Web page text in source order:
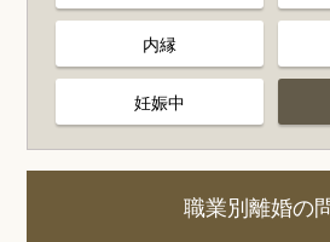
内縁
妊娠中
職業別離婚の